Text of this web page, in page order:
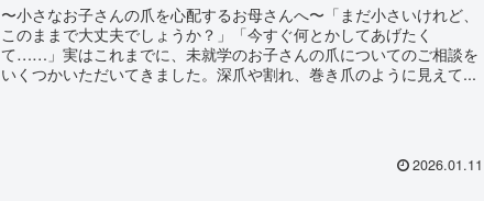
〜小さなお子さんの爪を心配するお母さんへ〜「まだ小さいけれど、
このままで大丈夫でしょうか？」「今すぐ何とかしてあげたく
て……」実はこれまでに、未就学のお子さんの爪についてのご相談を
いくつかいただいてきました。深爪や割れ、巻き爪のように見えて...
2026.01.11